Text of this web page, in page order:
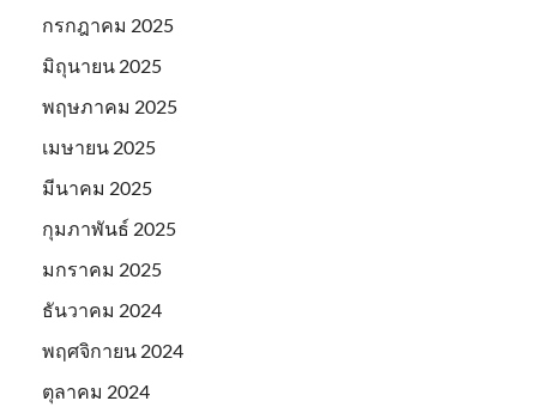
กรกฎาคม 2025
มิถุนายน 2025
พฤษภาคม 2025
เมษายน 2025
มีนาคม 2025
กุมภาพันธ์ 2025
มกราคม 2025
ธันวาคม 2024
พฤศจิกายน 2024
ตุลาคม 2024